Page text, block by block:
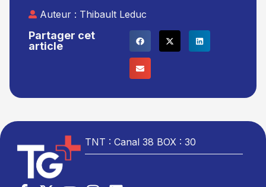
Partager cet
article
Auteur : Thibault Leduc
TNT : Canal 38 BOX : 30